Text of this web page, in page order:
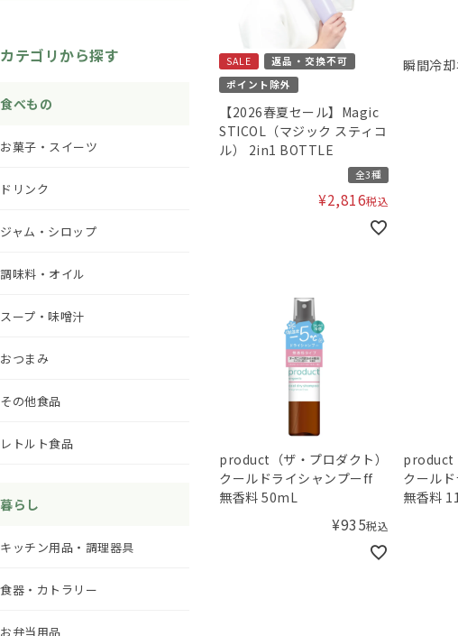
カテゴリから探す
食べもの
お菓子・スイーツ
ドリンク
ジャム・シロップ
調味料・オイル
スープ・味噌汁
おつまみ
その他食品
レトルト食品
暮らし
キッチン用品・調理器具
食器・カトラリー
お弁当用品
SALE
返品・交換不可
ポイント除外
【2026春夏セール】Magic
STICOL（マジック スティコ
ル） 2in1 BOTTLE
全3種
¥2,816税込
瞬間冷
product（ザ・プロダクト）
クールドライシャンプーff
無香料 50mL
¥935税込
product
クール
無香料